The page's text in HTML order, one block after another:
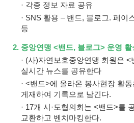
· 각종 정보 자료 공유
· SNS 활용 – 밴드, 블로그. 페이
등
2. 중앙연맹 <밴드, 블로그> 운영 활
· (사)자연보호중앙연맹 회원은 <
실시간 뉴스를 공유한다
· <밴드>에 올라온 봉사현장 활
게재하여 기록으로 남긴다.
· 17개 시·도협의회는 <밴드>를
교환하고 벤치마킹한다.